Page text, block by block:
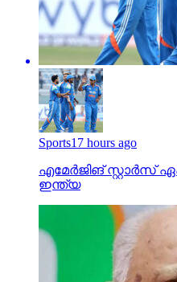
Sports17 hours ago
എമേര്‍ജിങ് സ്റ്റാര്‍സ്
ഇന്ത്യ